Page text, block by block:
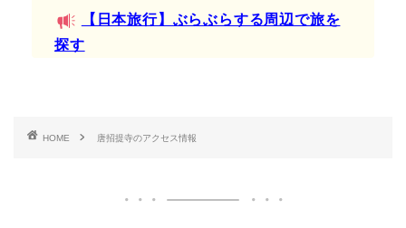
【日本旅行】ぶらぶらする周辺で旅を
探す
HOME 唐招提寺のアクセス情報